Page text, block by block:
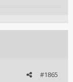
#1865